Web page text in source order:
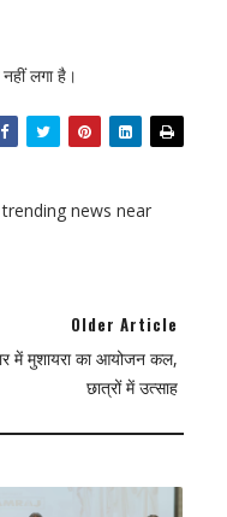
नहीं लगा है।
news near
Older Article
में मुशायरा का आयोजन कल,
छात्रों में उत्साह